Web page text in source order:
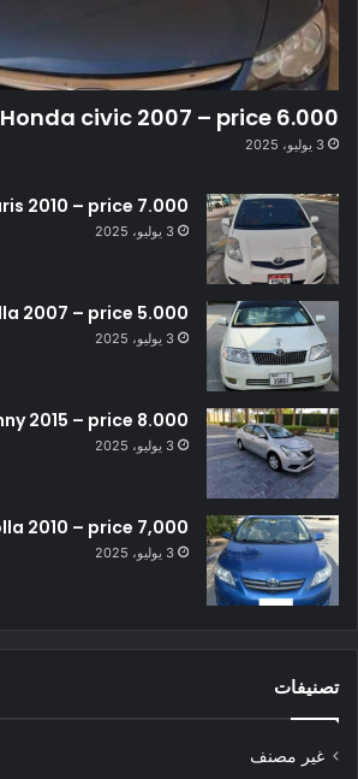
Honda civic 2007 – price 6.000
3 يوليو، 2025
2010 – price 7.000
3 يوليو، 2025
2007 – price 5.000
3 يوليو، 2025
2015 – price 8.000
3 يوليو، 2025
2010 – price 7,000
3 يوليو، 2025
تصنيفات
غير مصنف